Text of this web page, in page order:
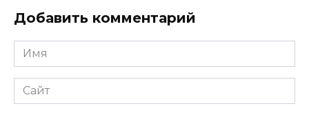
Добавить комментарий
Имя
*
Сайт